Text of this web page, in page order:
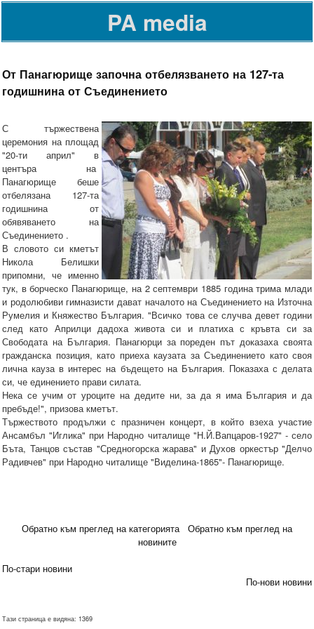
PA media
От Панагюрище започна отбелязването на 127-та
годишнина от Съединението
С тържествена
церемония на площад
"20-ти април" в
центъра на
Панагюрище беше
отбелязана 127-та
годишнина от
обявяването на
Съединението .
В словото си кметът
Никола Белишки
припомни, че именно
тук, в борческо Панагюрище, на 2 септември 1885 година трима млади
и родолюбиви гимназисти дават началото на Съединението на Източна
Румелия и Княжество България. "Всичко това се случва девет години
след като Априлци дадоха живота си и платиха с кръвта си за
Свободата на България. Панагюрци за пореден път доказаха своята
гражданска позиция, като приеха каузата за Съединението като своя
лична кауза в интерес на бъдещето на България. Показаха с делата
си, че единението прави силата.
Нека се учим от уроците на дедите ни, за да я има България и да
пребъде!", призова кметът.
Тържеството продължи с празничен концерт, в който взеха участие
Ансамбъл "Иглика" при Народно читалище "Н.Й.Вапцаров-1927" - село
Бъта, Танцов състав "Средногорска жарава" и Духов оркестър "Делчо
Радивчев" при Народно читалище "Виделина-1865"- Панагюрище.
Обратно към преглед на категорията
Обратно към преглед на
новините
По-стари новини
По-нови новини
Тази страница е видяна: 1369